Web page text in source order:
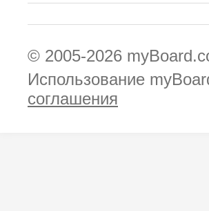
© 2005-2026
Использование
соглашения